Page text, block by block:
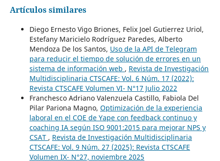
Artículos similares
Diego Ernesto Vigo Briones, Felix Joel Gutierrez Uriol,
Estefany Maricielo Rodríguez Paredes, Alberto
Mendoza De los Santos, Uso de la API de Telegram
para reducir el tiempo de solución de errores en un
sistema de información web , Revista de Investigación
Multidisciplinaria CTSCAFE: Vol. 6 Núm. 17 (2022):
Revista CTSCAFE Volumen VI- N°17 Julio 2022
Franchesco Adriano Valenzuela Castillo, Fabiola Del
Pilar Pariona Magno, Optimización de la experiencia
laboral en el COE de Yape con feedback continuo y
coaching IA según ISO 9001:2015 para mejorar NPS y
CSAT , Revista de Investigación Multidisciplinaria
CTSCAFE: Vol. 9 Núm. 27 (2025): Revista CTSCAFE
Volumen IX- N°27, noviembre 2025